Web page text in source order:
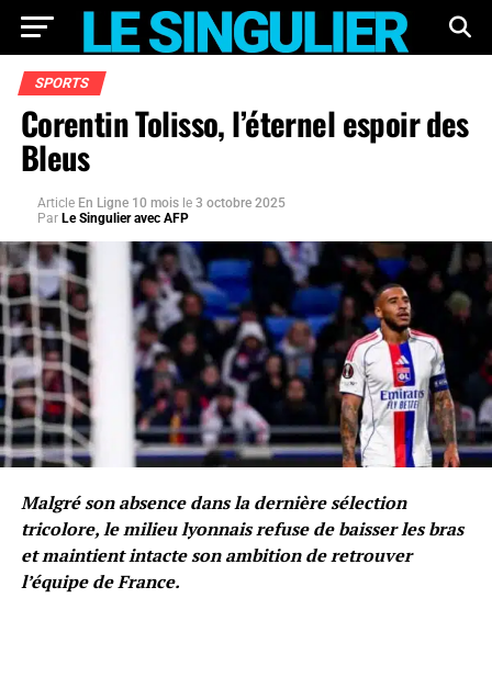
SPORTS
Corentin Tolisso, l’éternel espoir des
Bleus
Article En Ligne 10 mois le 3 octobre 2025
Par Le Singulier avec AFP
Malgré son absence dans la dernière sélection
tricolore, le milieu lyonnais refuse de baisser les bras
et maintient intacte son ambition de retrouver
l’équipe de France.